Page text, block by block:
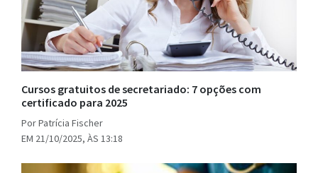
Cursos gratuitos de secretariado: 7 opções com
certificado para 2025
Por Patrícia Fischer
EM 21/10/2025, ÀS 13:18